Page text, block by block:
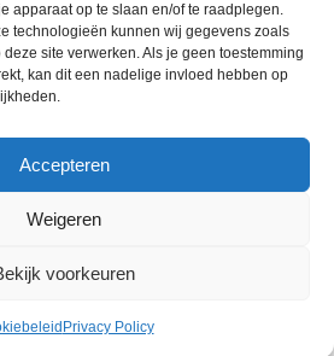
apparaat op te slaan en/of te raadplegen.
technologieën kunnen wij gegevens zoals
site verwerken. Als je geen toestemming
kan dit een nadelige invloed hebben op
Accepteren
Weigeren
voorkeuren
Privacy Policy
BYWIDIDI